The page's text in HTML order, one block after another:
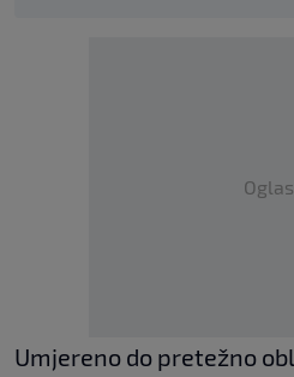
Oglas
Umjereno do pretežno